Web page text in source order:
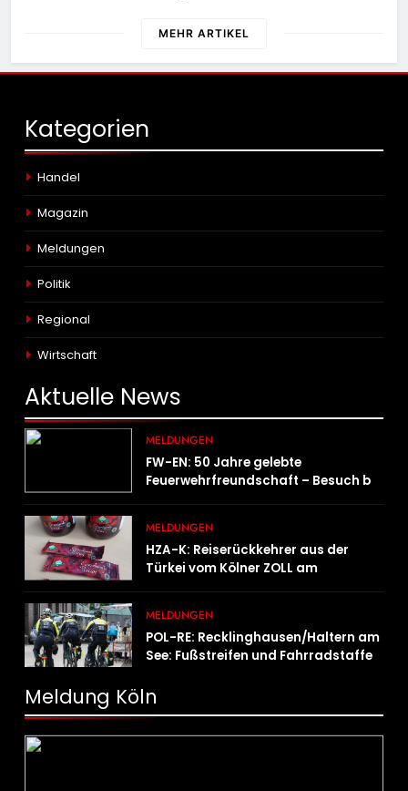
MEHR ARTIKEL
Kategorien
Handel
Magazin
Meldungen
Politik
Regional
Wirtschaft
Aktuelle News
MELDUNGEN
FW-EN: 50 Jahre gelebte
Feuerwehrfreundschaft – Besuch bei
MELDUNGEN
HZA-K: Reiserückkehrer aus der
Türkei vom Kölner ZOLL am
Trend hält an
MELDUNGEN
POL-RE: Recklinghausen/Haltern am
See: Fußstreifen und Fahrradstaffel
Meldung Köln